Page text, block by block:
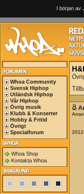
I början av
Whoa Community
Svensk Hiphop
Utländsk Hiphop
Vår Hiphop
Övrig musik
Klubb & Konserter
Hobby & Fritid
Övrigt
Specialforum
Whoa Shop
Kontakta Whoa